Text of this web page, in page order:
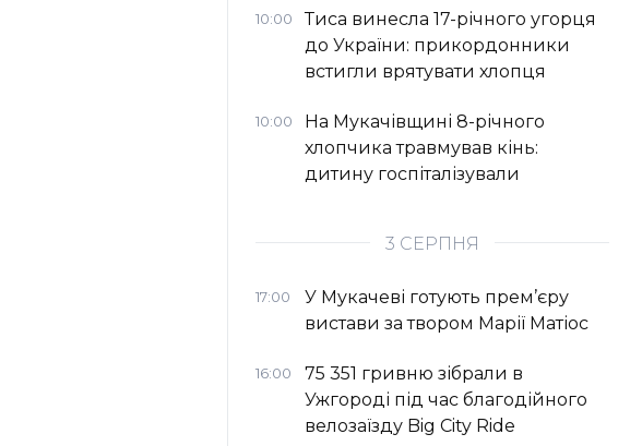
10:00
Тиса винесла 17-річного угорця
до України: прикордонники
встигли врятувати хлопця
10:00
На Мукачівщині 8-річного
хлопчика травмував кінь:
дитину госпіталізували
3 СЕРПНЯ
17:00
У Мукачеві готують прем’єру
вистави за твором Марії Матіос
16:00
75 351 гривню зібрали в
Ужгороді під час благодійного
велозаїзду Big Сity Ride